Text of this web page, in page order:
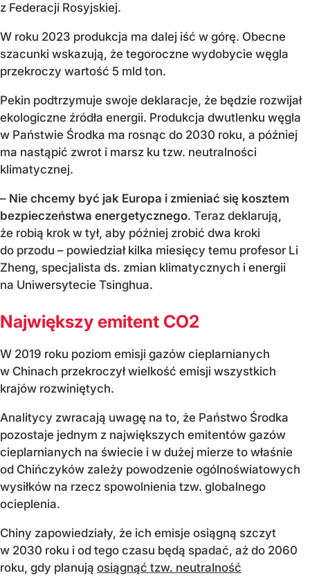
z Federacji Rosyjskiej.
W roku 2023 produkcja ma dalej iść w górę. Obecne
szacunki wskazują, że tegoroczne wydobycie węgla
przekroczy wartość 5 mld ton.
Pekin podtrzymuje swoje deklaracje, że będzie rozwijał
ekologiczne źródła energii. Produkcja dwutlenku węgla
w Państwie Środka ma rosnąc do 2030 roku, a później
ma nastąpić zwrot i marsz ku tzw. neutralności
klimatycznej.
– Nie chcemy być jak Europa i zmieniać się kosztem
bezpieczeństwa energetycznego. Teraz deklarują,
że robią krok w tył, aby później zrobić dwa kroki
do przodu – powiedział kilka miesięcy temu profesor Li
Zheng, specjalista ds. zmian klimatycznych i energii
na Uniwersytecie Tsinghua.
Największy emitent CO2
W 2019 roku poziom emisji gazów cieplarnianych
w Chinach przekroczył wielkość emisji wszystkich
krajów rozwiniętych.
Analitycy zwracają uwagę na to, że Państwo Środka
pozostaje jednym z największych emitentów gazów
cieplarnianych na świecie i w dużej mierze to właśnie
od Chińczyków zależy powodzenie ogólnoświatowych
wysiłków na rzecz spowolnienia tzw. globalnego
ocieplenia.
Chiny zapowiedziały, że ich emisje osiągną szczyt
w 2030 roku i od tego czasu będą spadać, aż do 2060
roku, gdy planują osiągnąć tzw. neutralność